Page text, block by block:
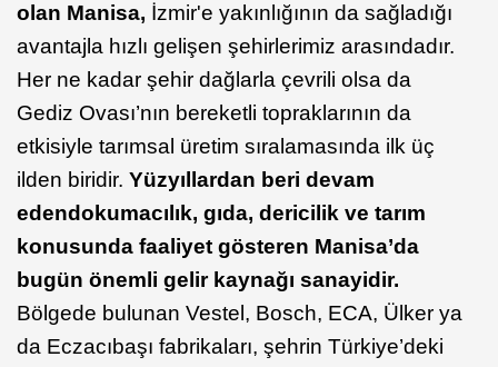
olan Manisa, İzmir'e yakınlığının da sağladığı
avantajla hızlı gelişen şehirlerimiz arasındadır.
Her ne kadar şehir dağlarla çevrili olsa da
Gediz Ovası’nın bereketli topraklarının da
etkisiyle tarımsal üretim sıralamasında ilk üç
ilden biridir. Yüzyıllardan beri devam
edendokumacılık, gıda, dericilik ve tarım
konusunda faaliyet gösteren Manisa’da
bugün önemli gelir kaynağı sanayidir.
Bölgede bulunan Vestel, Bosch, ECA, Ülker ya
da Eczacıbaşı fabrikaları, şehrin Türkiye’deki